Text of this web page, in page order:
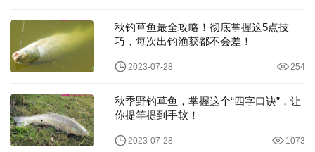
秋钓草鱼最全攻略！彻底掌握这5点技
巧，每次出钓渔获都不会差！
2023-07-28 254
秋季野钓草鱼，掌握这个“四字口诀”，让
你提竿提到手软！
2023-07-28 1073